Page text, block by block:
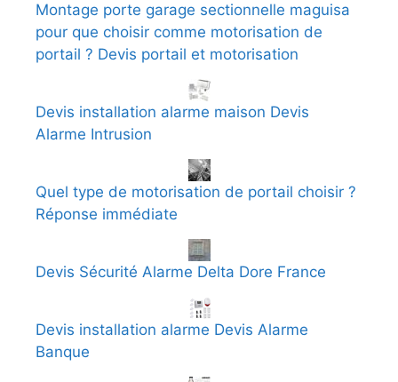
Montage porte garage sectionnelle maguisa
pour que choisir comme motorisation de
portail ? Devis portail et motorisation
Devis installation alarme maison Devis
Alarme Intrusion
Quel type de motorisation de portail choisir ?
Réponse immédiate
Devis Sécurité Alarme Delta Dore France
Devis installation alarme Devis Alarme
Banque